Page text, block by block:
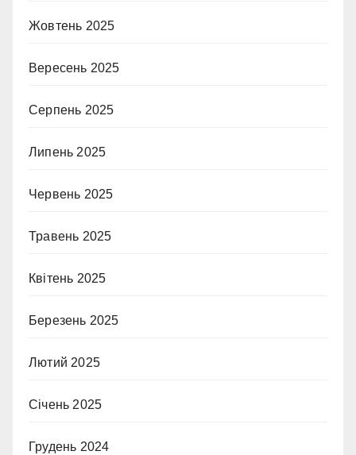
Жовтень 2025
Вересень 2025
Серпень 2025
Липень 2025
Червень 2025
Травень 2025
Квітень 2025
Березень 2025
Лютий 2025
Січень 2025
Грудень 2024